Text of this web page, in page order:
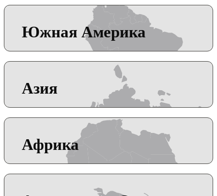
Южная Америка
Азия
Африка